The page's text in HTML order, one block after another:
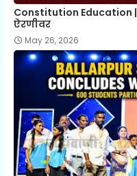
Constitution Education |
ऐरणीवर
May 26, 2026